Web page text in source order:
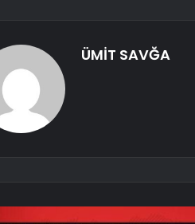
ÜMİT SAVĞA